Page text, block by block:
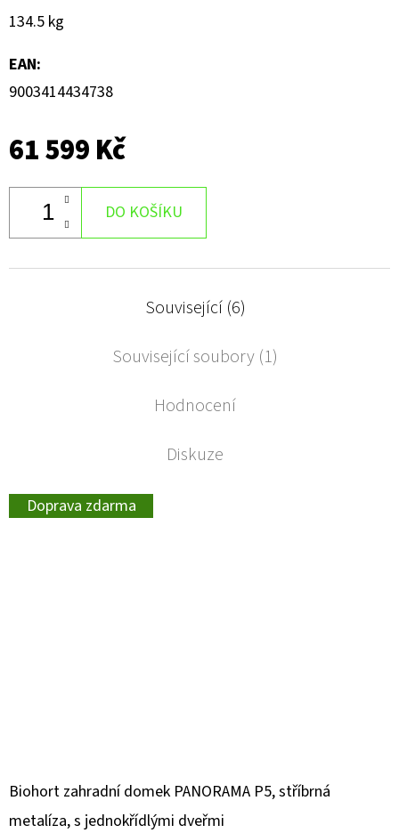
134.5 kg
EAN:
9003414434738
61 599 Kč
DO KOŠÍKU
Související (6)
Související soubory (1)
Hodnocení
Diskuze
Doprava zdarma
Biohort zahradní domek PANORAMA P5, stříbrná
metalíza, s jednokřídlými dveřmi